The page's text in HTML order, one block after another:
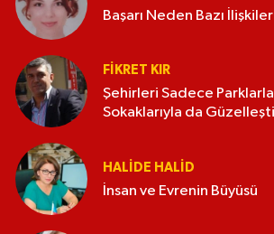
Başarı Neden Bazı
FIKRET KIR
Şehirleri Sadece
Sokaklarıyla da
HALIDE HALID
İnsan ve Evrenin Büyüsü